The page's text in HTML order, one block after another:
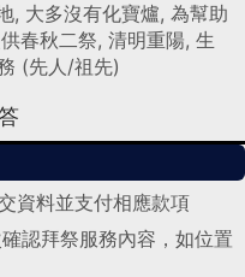
, 大多沒有化寶爐, 為幫助
春秋二祭, 清明重陽, 生
(先人/祖先)
資料並支付相應款項
認拜祭服務內容，如位置